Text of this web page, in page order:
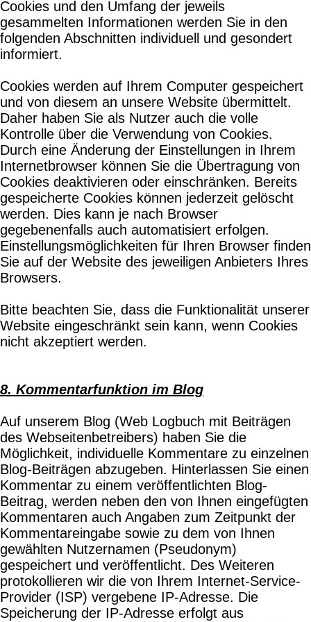
Cookies und den Umfang der jeweils
gesammelten Informationen werden Sie in den
folgenden Abschnitten individuell und gesondert
informiert.
Cookies werden auf Ihrem Computer gespeichert
und von diesem an unsere Website übermittelt.
Daher haben Sie als Nutzer auch die volle
Kontrolle über die Verwendung von Cookies.
Durch eine Änderung der Einstellungen in Ihrem
Internetbrowser können Sie die Übertragung von
Cookies deaktivieren oder einschränken. Bereits
gespeicherte Cookies können jederzeit gelöscht
werden. Dies kann je nach Browser
gegebenenfalls auch automatisiert erfolgen.
Einstellungsmöglichkeiten für Ihren Browser finden
Sie auf der Website des jeweiligen Anbieters Ihres
Browsers.
Bitte beachten Sie, dass die Funktionalität unserer
Website eingeschränkt sein kann, wenn Cookies
nicht akzeptiert werden.
8. Kommentarfunktion im Blog
Auf unserem Blog (Web Logbuch mit Beiträgen
des Webseitenbetreibers) haben Sie die
Möglichkeit, individuelle Kommentare zu einzelnen
Blog-Beiträgen abzugeben. Hinterlassen Sie einen
Kommentar zu einem veröffentlichten Blog-
Beitrag, werden neben den von Ihnen eingefügten
Kommentaren auch Angaben zum Zeitpunkt der
Kommentareingabe sowie zu dem von Ihnen
gewählten Nutzernamen (Pseudonym)
gespeichert und veröffentlicht. Des Weiteren
protokollieren wir die von Ihrem Internet-Service-
Provider (ISP) vergebene IP-Adresse. Die
Speicherung der IP-Adresse erfolgt aus